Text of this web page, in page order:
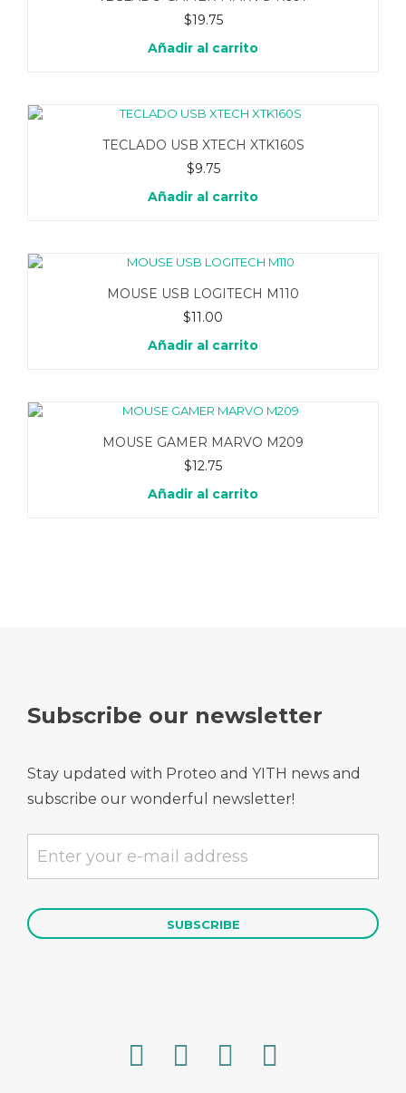
$19.75
Añadir al carrito
TECLADO USB XTECH XTK160S
$9.75
Añadir al carrito
MOUSE USB LOGITECH M110
$11.00
Añadir al carrito
MOUSE GAMER MARVO M209
$12.75
Añadir al carrito
Subscribe our newsletter
Stay updated with Proteo and YITH news and
subscribe our wonderful newsletter!